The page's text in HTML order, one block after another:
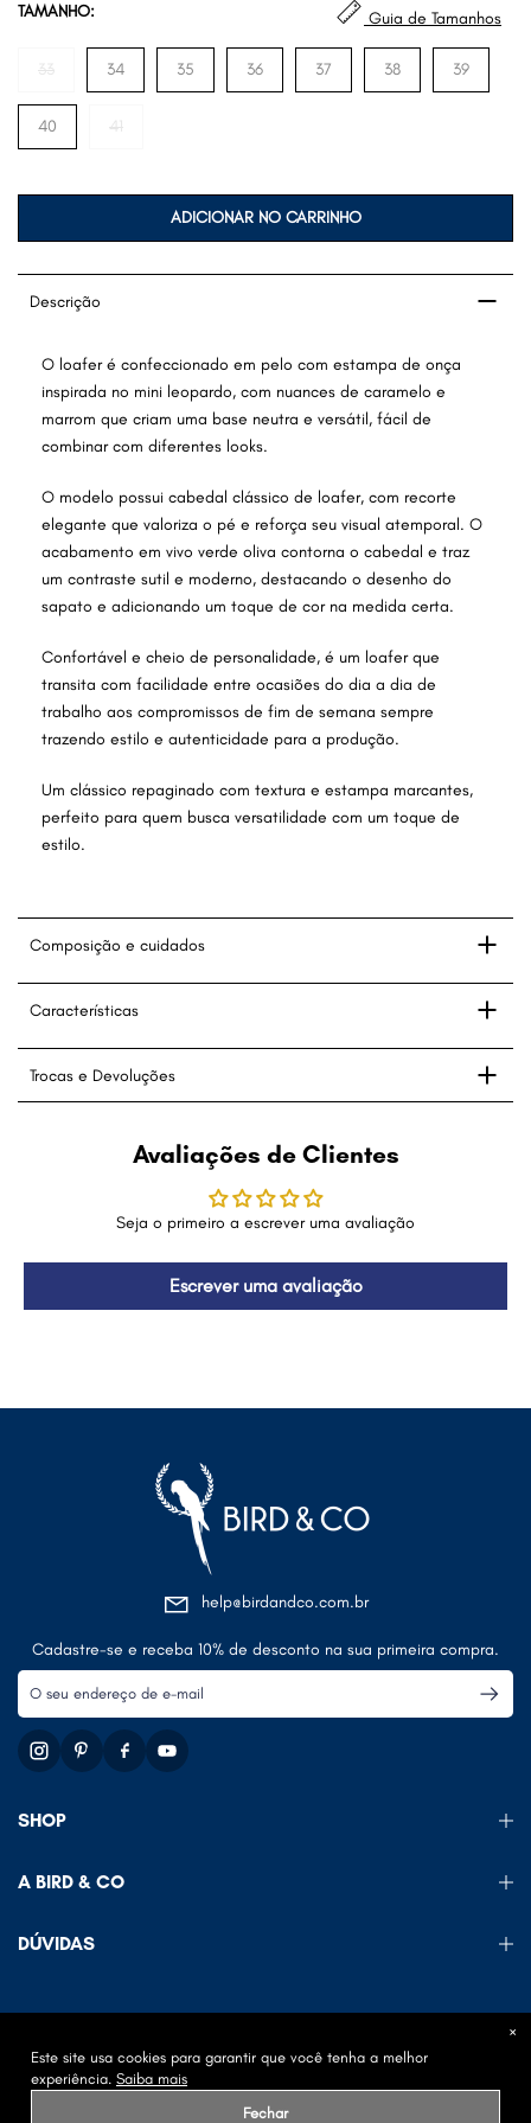
TAMANHO: Guia de Tamanhos
33 34 35 36 37 38 39
40 41
ADICIONAR NO CARRINHO
Descrição
O loafer é confeccionado em pelo com estampa de onça
inspirada no mini leopardo, com nuances de caramelo e
marrom que criam uma base neutra e versátil, fácil de
combinar com diferentes looks.
O modelo possui cabedal clássico de loafer, com recorte
elegante que valoriza o pé e reforça seu visual atemporal. O
acabamento em vivo verde oliva contorna o cabedal e traz
um contraste sutil e moderno, destacando o desenho do
sapato e adicionando um toque de cor na medida certa.
Confortável e cheio de personalidade, é um loafer que
transita com facilidade entre ocasiões do dia a dia de
trabalho aos compromissos de fim de semana sempre
trazendo estilo e autenticidade para a produção.
Um clássico repaginado com textura e estampa marcantes,
perfeito para quem busca versatilidade com um toque de
estilo.
Composição e cuidados
Características
Trocas e Devoluções
Avaliações de Clientes
Seja o primeiro a escrever uma avaliação
Escrever uma avaliação
help@birdandco.com.br
Cadastre-se e receba 10% de desconto na sua primeira compra.
SHOP
A BIRD & CO
DÚVIDAS
CNPJ. 27.646.332/0001-02 IE. 130.142.009.116
Rua Augusta, 2347 - Cerqueira César Apartamento 41 - Para mais informações
de contato,clique aqui
Este site usa cookies para garantir que você tenha a melhor
experiência. Saiba mais
Fechar
×